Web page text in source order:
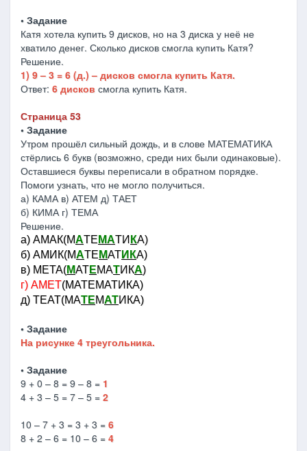
• Задание
Катя хотела купить 9 дисков, но на 3 диска у неё не
хватило денег. Сколько дисков смогла купить Катя?
Решение.
1) 9 – 3 = 6 (д.) – дисков смогла купить Катя.
Ответ: 6 дисков смогла купить Катя.
Страница 53
• Задание
Утром прошёл сильный дождь, и в слове МАТЕМАТИКА
стёрлись 6 букв (возможно, среди них были одинаковые).
Оставшиеся буквы переписали в обратном порядке.
Помоги узнать, что не могло получиться.
а) КАМА в) АТЕМ д) ТАЕТ
б) КИМА г) ТЕМА
Решение.
а) АМАК(МАТЕ МАТИ КА)
б) АМИК(МАТЕ МАТИКА)
в) МЕТА(МАТЕМАТИКА)
г) АМЕТ(МАТЕМАТИКА)
д) ТЕАТ(МАТЕМАТИКА)
• Задание
На рисунке 4 треугольника.
• Задание
9 + 0 – 8 = 9 – 8 = 1
4 + 3 – 5 = 7 – 5 = 2
10 – 7 + 3 = 3 + 3 = 6
8 + 2 – 6 = 10 – 6 = 4